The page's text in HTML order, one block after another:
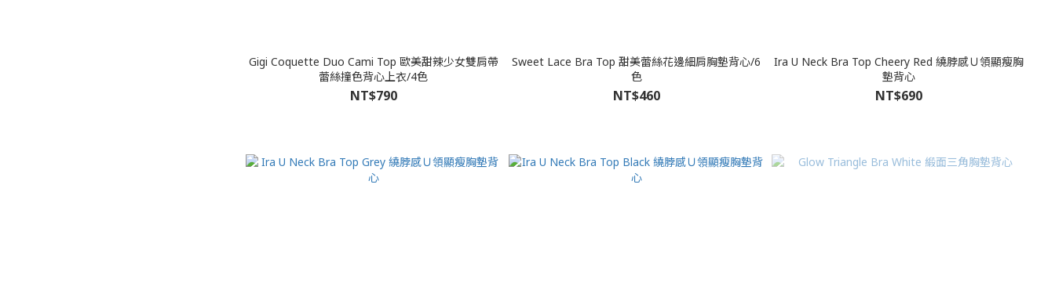
Gigi Coquette Duo Cami Top 歐美甜辣少女雙肩帶
蕾絲撞色背心上衣/4色
NT$790
Sweet Lace Bra Top 甜美蕾絲花邊細肩胸墊背心/6
色
NT$460
Ira U Neck Bra Top Cheery Red 繞脖感Ｕ領顯瘦胸
墊背心
NT$690